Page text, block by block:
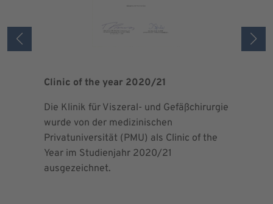
Clinic of the year 2020/21
Die Klinik für Viszeral- und Gefäßchirurgie
wurde von der medizinischen
Privatuniversität (PMU) als Clinic of the
Year im Studienjahr 2020/21
ausgezeichnet.